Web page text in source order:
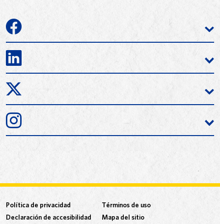
Política de privacidad
Términos de uso
Declaración de accesibilidad
Mapa del sitio